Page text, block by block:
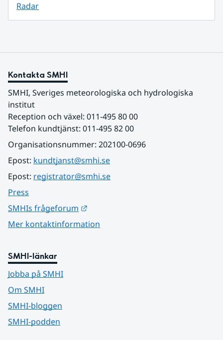
Radar
Kontakta SMHI
SMHI, Sveriges meteorologiska och hydrologiska
institut
Reception och växel: 011-495 80 00
Telefon kundtjänst: 011-495 82 00
Organisationsnummer: 202100-0696
Epost: kundtjanst@smhi.se
Epost: registrator@smhi.se
Press
SMHIs frågeforum
Mer kontaktinformation
SMHI-länkar
Jobba på SMHI
Om SMHI
SMHI-bloggen
SMHI-podden